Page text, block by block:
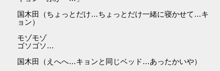
国木田（ちょっとだけ…ちょっとだけ一緒に寝かせて…キ
ョン）
モゾモゾ
ゴソゴソ…
国木田（えへへ…キョンと同じベッド…あったかいや）